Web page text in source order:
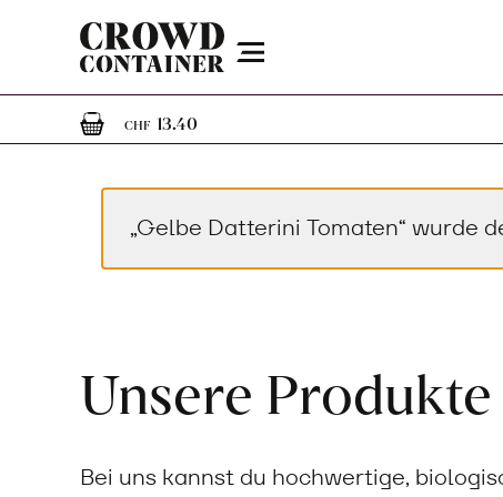
Menu
CHF 13.401 Artikel im Warenkorb
„Gelbe Datterini Tomaten“ wurde
Unsere
Bei uns kannst du hochwertige,